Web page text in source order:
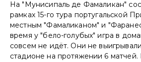
На "Мунисипаль де Фамаликан"
рамках 15-го тура португальской
местным "Фамаликаном" и
время у "бело-голубых" игра в
совсем не идёт. Они не
стадионе на протяжении 6 матчей.